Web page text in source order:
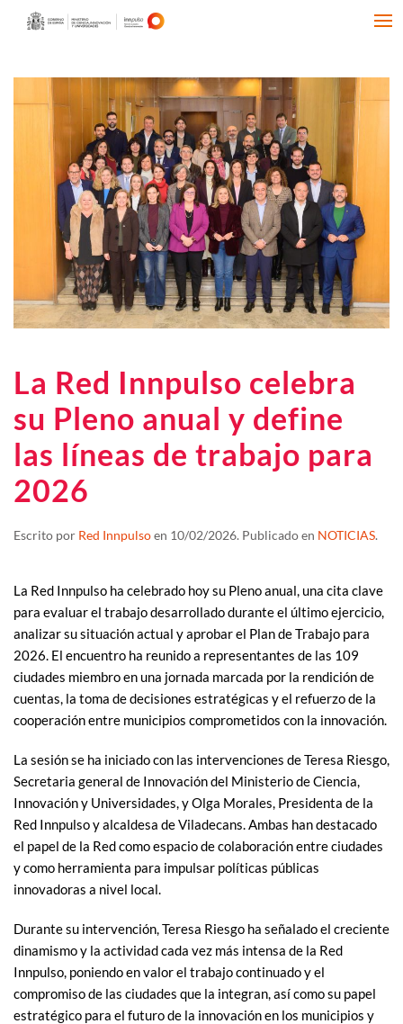
La Red Innpulso celebra
su Pleno anual y define
las líneas de trabajo para
2026
Escrito por Red Innpulsoen 10/02/2026. Publicado en NOTICIAS.
La Red Innpulso ha celebrado hoy su Pleno anual, una cita clave
para evaluar el trabajo desarrollado durante el último ejercicio,
analizar su situación actual y aprobar el Plan de Trabajo para
2026. El encuentro ha reunido a representantes de las 109
ciudades miembro en una jornada marcada por la rendición de
cuentas, la toma de decisiones estratégicas y el refuerzo de la
cooperación entre municipios comprometidos con la innovación.
La sesión se ha iniciado con las intervenciones de Teresa Riesgo,
Secretaria general de Innovación del Ministerio de Ciencia,
Innovación y Universidades, y Olga Morales, Presidenta de la
Red Innpulso y alcaldesa de Viladecans. Ambas han destacado
el papel de la Red como espacio de colaboración entre ciudades
y como herramienta para impulsar políticas públicas
innovadoras a nivel local.
Durante su intervención, Teresa Riesgo ha señalado el creciente
dinamismo y la actividad cada vez más intensa de la Red
Innpulso, poniendo en valor el trabajo continuado y el
compromiso de las ciudades que la integran, así como su papel
estratégico para el futuro de la innovación en los municipios y